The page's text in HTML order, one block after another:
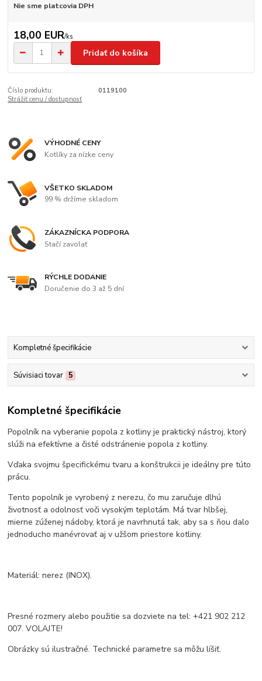
Nie sme platcovia DPH
18,00 EUR/ks
Pridať do košíka
Číslo produktu:
0119100
Strážiť cenu / dostupnosť
VÝHODNÉ CENY
Kotlíky za nízke ceny
VŠETKO SKLADOM
99 % držíme skladom
ZÁKAZNÍCKA PODPORA
Stačí zavolať
RÝCHLE DODANIE
Doručenie do 3 až 5 dní
Kompletné špecifikácie
Súvisiaci tovar 5
Kompletné špecifikácie
Popolník na vyberanie popola z kotliny je praktický nástroj, ktorý
slúži na efektívne a čisté odstránenie popola z kotliny.
Vďaka svojmu špecifickému tvaru a konštrukcii je ideálny pre túto
prácu.
Tento popolník je vyrobený z nerezu, čo mu zaručuje dlhú
životnosť a odolnosť voči vysokým teplotám. Má tvar hlbšej,
mierne zúženej nádoby, ktorá je navrhnutá tak, aby sa s ňou dalo
jednoducho manévrovať aj v užšom priestore kotliny.
Materiál: nerez (INOX).
Presné rozmery alebo použitie sa dozviete na tel: +421 902 212
007. VOLAJTE!
Obrázky sú ilustračné. Technické parametre sa môžu líšiť.